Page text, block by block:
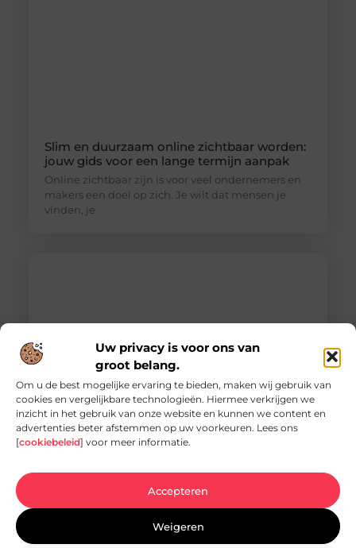
Uw privacy is voor ons van
groot belang.
Om u de best mogelijke ervaring te bieden, maken wij gebruik van
cookies en vergelijkbare technologieën. Hiermee verkrijgen we
inzicht in het gebruik van onze website en kunnen we content en
advertenties beter afstemmen op uw voorkeuren. Lees ons
[cookiebeleid] voor meer informatie.
Accepteren
Weigeren
Slim en duurzaam online zichtbaar worden:
jouw gids voor een lange termijn aanpak
Online zichtbaar zijn is voor veel ondernemers en
makers een doel op zich. Je wilt dat mensen je
vinden, je
Vacature hovenier in Ermelo: een uniek
carrièrepad in het groen
groene sector? Dan is de vacature hovenier in
Ermelo wellicht precies wat